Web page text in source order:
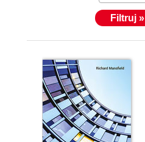
Filtruj »